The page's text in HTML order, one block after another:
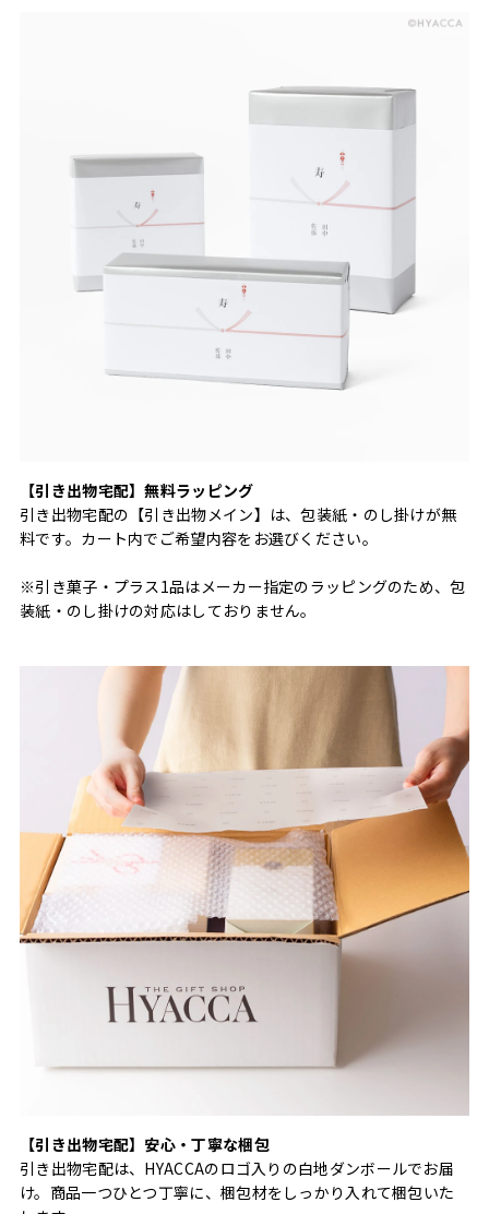
【引き出物宅配】無料ラッピング
引き出物宅配の【引き出物メイン】は、包装紙・のし掛けが無
料です。カート内でご希望内容をお選びください。
※引き菓子・プラス1品はメーカー指定のラッピングのため、包
装紙・のし掛けの対応はしておりません。
【引き出物宅配】安心・丁寧な梱包
引き出物宅配は、HYACCAのロゴ入りの白地ダンボールでお届
け。商品一つひとつ丁寧に、梱包材をしっかり入れて梱包いた